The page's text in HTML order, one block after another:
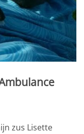
zus Lisette